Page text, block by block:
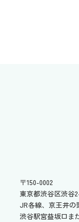
〒150-0002
東京都渋谷区渋谷
JR各線、京王井の
渋谷駅宮益坂口ま